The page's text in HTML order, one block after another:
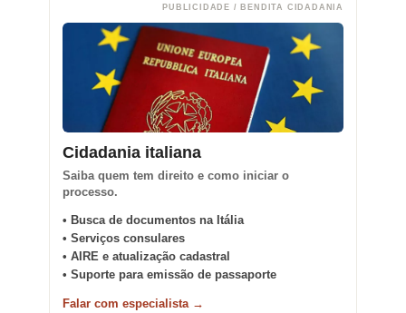
PUBLICIDADE / BENDITA CIDADANIA
Cidadania italiana
Saiba quem tem direito e como iniciar o
processo.
• Busca de documentos na Itália
• Serviços consulares
• AIRE e atualização cadastral
• Suporte para emissão de passaporte
Falar com especialista →